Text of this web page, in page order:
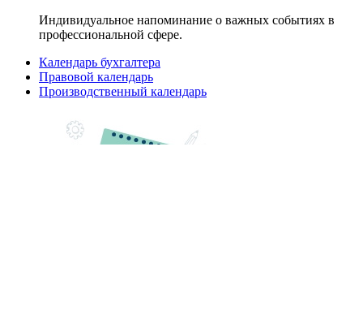
Индивидуальное напоминание о важных событиях в
профессиональной сфере.
Календарь бухгалтера
Правовой календарь
Производственный календарь